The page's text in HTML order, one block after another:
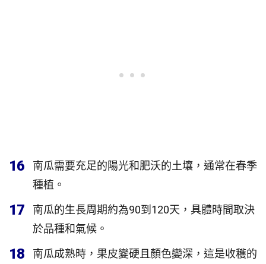
16
南瓜需要充足的陽光和肥沃的土壤，通常在春季
種植。
17
南瓜的生長周期約為90到120天，具體時間取決
於品種和氣候。
18
南瓜成熟時，果皮變硬且顏色變深，這是收穫的